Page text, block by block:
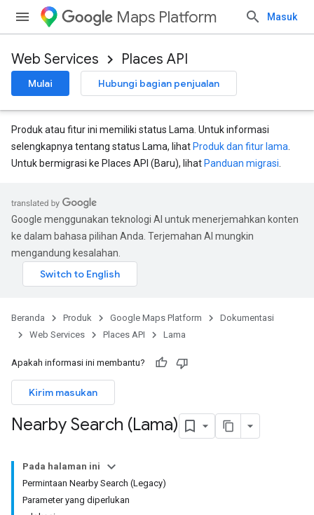
Maps Platform Masuk
Web Services Places API
Mulai Hubungi bagian penjualan
Produk atau fitur ini memiliki status Lama. Untuk informasi
selengkapnya tentang status Lama, lihat Produk dan fitur lama
Untuk bermigrasi ke Places API (Baru), lihat Panduan migrasi
Google menggunakan teknologi AI untuk menerjemahkan konten
ke dalam bahasa pilihan Anda. Terjemahan AI mungkin
mengandung kesalahan.
Beranda Produk Google Maps Platform
Dokumentasi
Web Services
Places API Lama
Apakah informasi ini membantu?
Kirim masukan
Nearby Search (Lama)
Pada halaman ini
Permintaan Nearby Search (Legacy)
Parameter yang diperlukan